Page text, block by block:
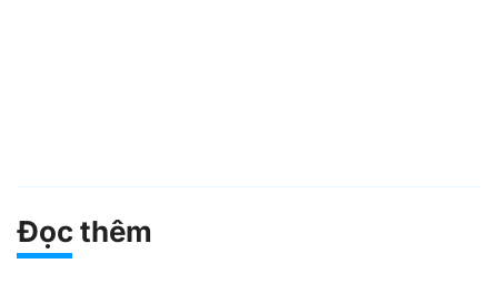
Đọc thêm